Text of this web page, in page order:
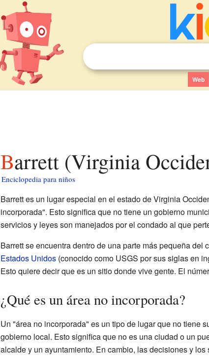
Web
Barrett (Virginia
Enciclopedia para niños
Barrett es un lugar especial en el estado de Virginia
incorporada". Esto significa que no tiene un gobierno
servicios y leyes son manejados por el condado al que
Barrett se encuentra dentro de una parte más pequeña
Estados Unidos(conocido como USGS por sus siglas en
Esto quiere decir que es un sitio donde vive gente. El
¿Qué es un área no incorporada?
Un "área no incorporada" es un tipo de lugar que no tiene
gobierno local. Esto significa que no es una ciudad o un
alcalde y un ayuntamiento. En cambio, las decisiones y los